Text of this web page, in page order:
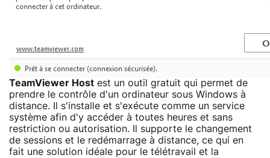
TeamViewer Host est un outil gratuit qui permet de
prendre le contrôle d'un ordinateur sous Windows à
distance. Il s'installe et s'exécute comme un service
système afin d'y accéder à toutes heures et sans
restriction ou autorisation. Il supporte le changement
de sessions et le redémarrage à distance, ce qui en
fait une solution idéale pour le télétravail et la